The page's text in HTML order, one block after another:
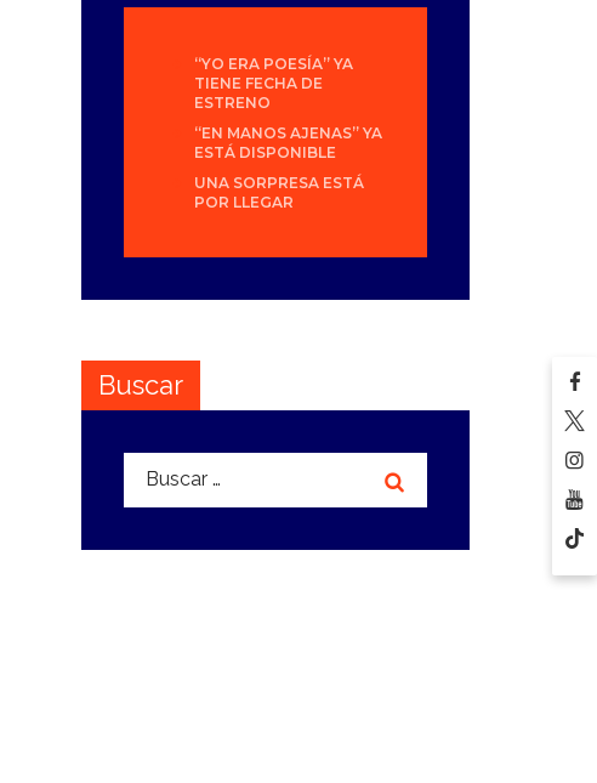
“YO ERA POESÍA” YA
TIENE FECHA DE
ESTRENO
“EN MANOS AJENAS” YA
ESTÁ DISPONIBLE
UNA SORPRESA ESTÁ
POR LLEGAR
Buscar
Buscar: